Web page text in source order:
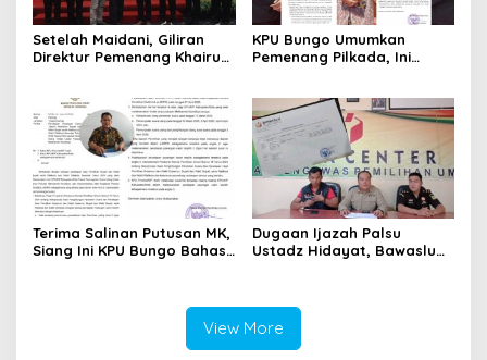
Setelah Maidani, Giliran
Direktur Pemenang Khairun
KPU Bungo Umumkan
Pemenang Pilkada, Ini
Terima Salinan Putusan MK,
Siang Ini KPU Bungo Bahas
Dugaan Ijazah Palsu
Ustadz Hidayat, Bawaslu
View More